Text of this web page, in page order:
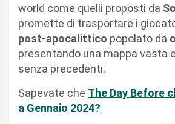
world come quelli proposti da
promette di trasportare i
post-apocalittico popolato da
presentando una mappa vasta
senza precedenti.
Sapevate che The Day Before
a Gennaio 2024?